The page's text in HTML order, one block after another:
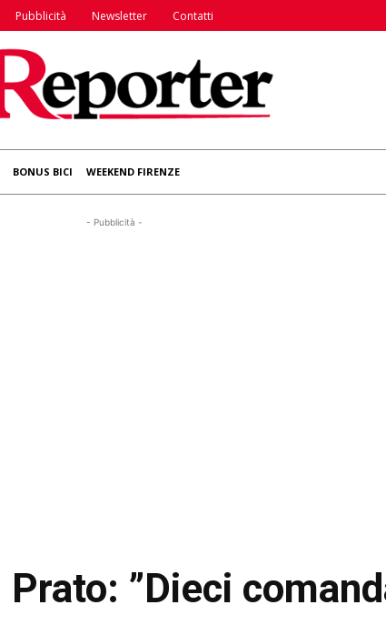
Pubblicità Newsletter Contatti
BONUS BICI WEEKEND FIRENZE
- Pubblicità -
”Dieci